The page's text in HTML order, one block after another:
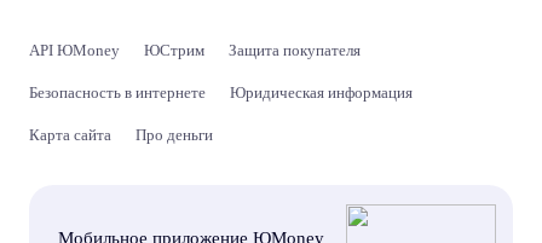
API ЮMoney ЮСтрим Защита покупателя
Безопасность в интернете Юридическая информация
Карта сайта Про деньги
Мобильное приложение ЮMoney